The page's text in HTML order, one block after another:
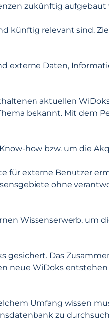
zukünftig aufgebaut
künftig relevant sind.
externe Daten,
aktuellen
bekannt. Mit dem
how bzw. um die
externe Benutzer
ohne
Wissenserwerb, um
Das
neue WiDoks
Umfang wissen
zu